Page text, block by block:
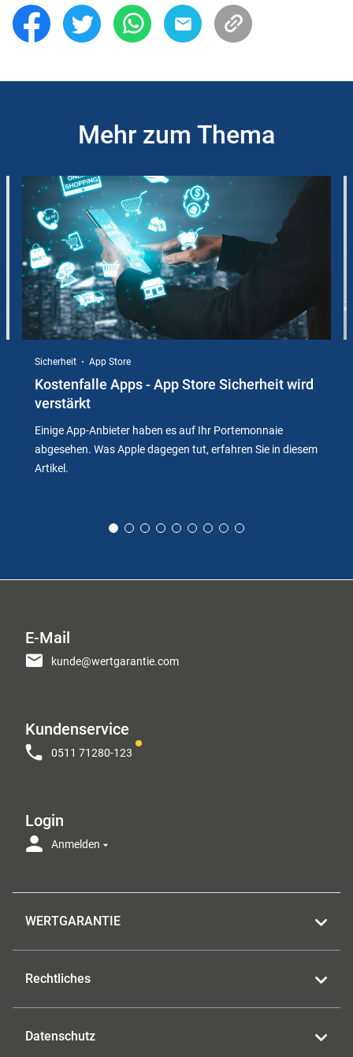
Mehr zum Thema
Instructions
Sicherheit App Store
Kostenfalle Apps - App Store Sicherheit wird
verstärkt
Einige App-Anbieter haben es auf Ihr Portemonnaie
abgesehen. Was Apple dagegen tut, erfahren Sie in diesem
Artikel.
E-Mail
kunde@wertgarantie.com
Kundenservice
0511 71280-123
Login
Anmelden
WERTGARANTIE
Rechtliches
Datenschutz